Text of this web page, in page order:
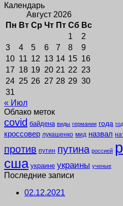
Календарь
Август 2026
Пн Вт Ср Чт Пт Сб Вс
1
2
3
4 5 6 7 8
9
10 11 12 13 14 15 16
17 18 19 20 21 22 23
24 25 26 27 28 29 30
31
« Июл
Облако меток
covid байдена виды германии года
кроссовер лукашенко мид назвал
против путин путина россией
сша украине украины ученые
Последние записи
02.12.2021